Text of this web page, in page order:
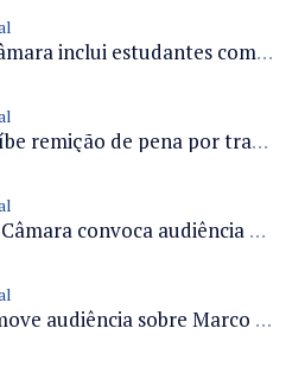
Projeto na Câmara inclui estudantes com deficiência no regime escolar especial da LDB e estabelece critérios para frequência
PL 82/26 proíbe remição de pena por trabalho em funções militares para condenados por crimes contra o Estado Democrático de Direito
Comissão da Câmara convoca audiência para discutir misoginia nas escolas e universidades após divulgação de listas misóginas
Câmara promove audiência sobre Marco de Fomento à Economia Digital e impactos da inteligência artificial